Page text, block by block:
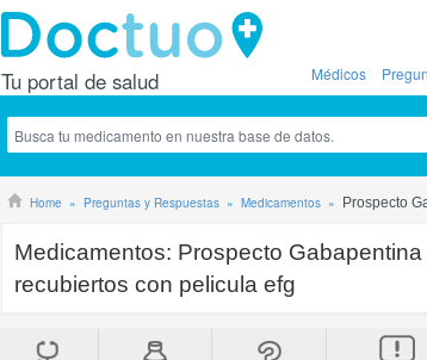
Tu portal de salud Médicos
Home Preguntas y Respuestas Medicamentos Prospecto
Medicamentos: Prospecto
recubiertos con pelicula efg